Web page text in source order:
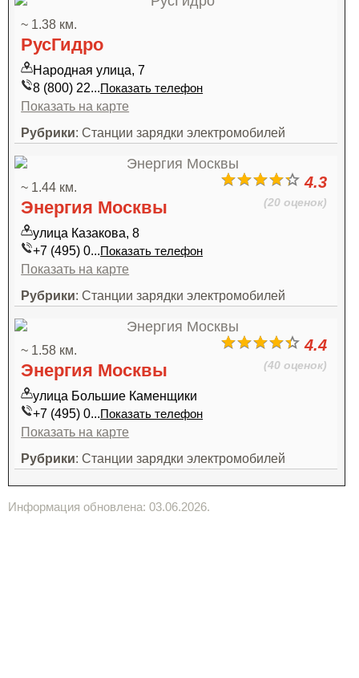
~ 1.38 км.
РусГидро
Народная улица, 7
8 (800) 22...Показать телефон
Показать на карте
Рубрики: Станции зарядки электромобилей
4.3
(20 оценок)
~ 1.44 км.
Энергия Москвы
улица Казакова, 8
+7 (495) 0...Показать телефон
Показать на карте
Рубрики: Станции зарядки электромобилей
4.4
(40 оценок)
~ 1.58 км.
Энергия Москвы
улица Большие Каменщики
+7 (495) 0...Показать телефон
Показать на карте
Рубрики: Станции зарядки электромобилей
Информация обновлена: 03.06.2026.